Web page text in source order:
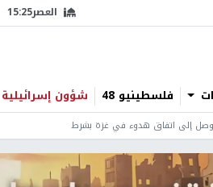
العصر15:25
فلسطينيو 48 شؤون إسرائيلية
إلى اتفاق هدوء في غزة بشرط